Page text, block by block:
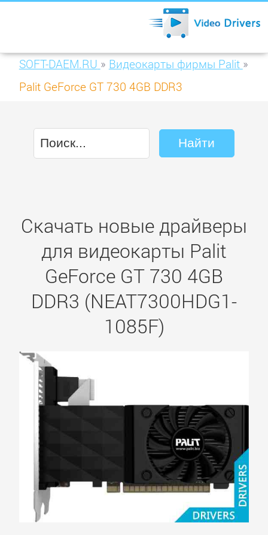
SOFT-DAEM.RU » Видеокарты фирмы Palit »
Palit GeForce GT 730 4GB DDR3
Скачать новые драйверы
для видеокарты Palit
GeForce GT 730 4GB
DDR3 (NEAT7300HDG1-
1085F)